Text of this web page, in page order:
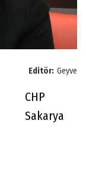
Editör: Geyve
CHP
Sakarya